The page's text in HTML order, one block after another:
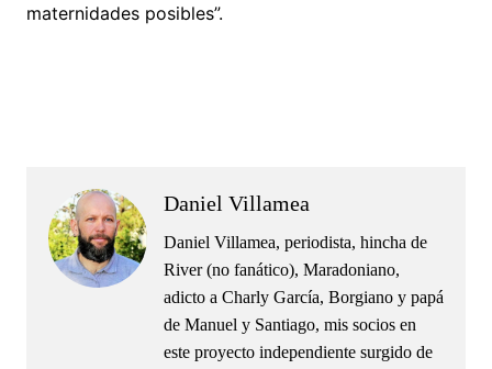
maternidades posibles”.
Daniel Villamea
Daniel Villamea, periodista, hincha de
River (no fanático), Maradoniano,
adicto a Charly García, Borgiano y papá
de Manuel y Santiago, mis socios en
este proyecto independiente surgido de